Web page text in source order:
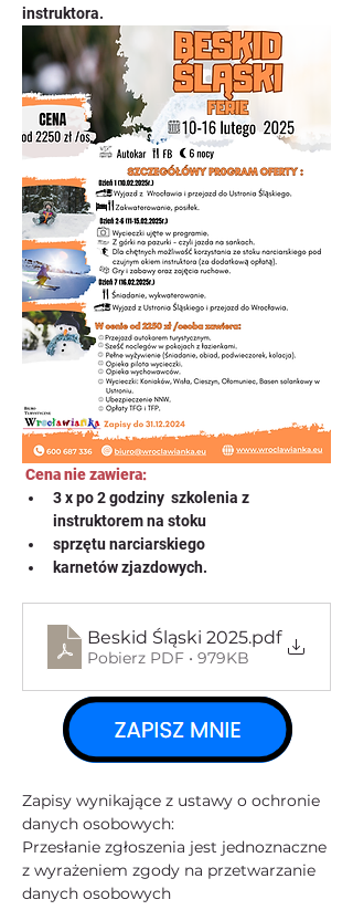
instruktora.
Cena nie zawiera:
3 x po 2 godziny  szkolenia z
instruktorem na stoku
sprzętu narciarskiego
karnetów zjazdowych.
Beskid Śląski 2025.pdf
Pobierz PDF • 979KB
Zapisy wynikające z ustawy o ochronie
danych osobowych:
Przesłanie zgłoszenia jest jednoznaczne
z wyrażeniem zgody na przetwarzanie
danych osobowych